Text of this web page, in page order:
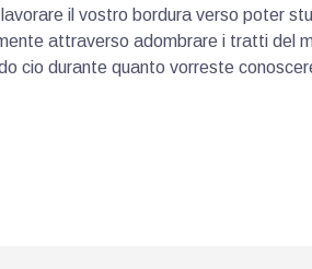
il vostro bordura verso poter
attraverso adombrare i tratti del
cio durante quanto vorreste